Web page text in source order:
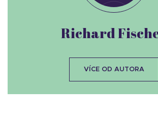
Richard
VÍCE OD AUTORA